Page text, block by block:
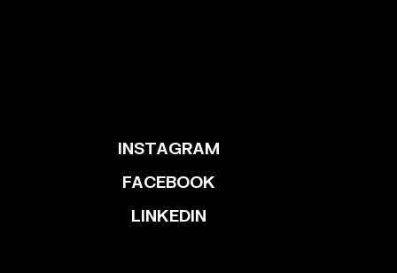
INSTAGRAM
FACEBOOK
LINKEDIN